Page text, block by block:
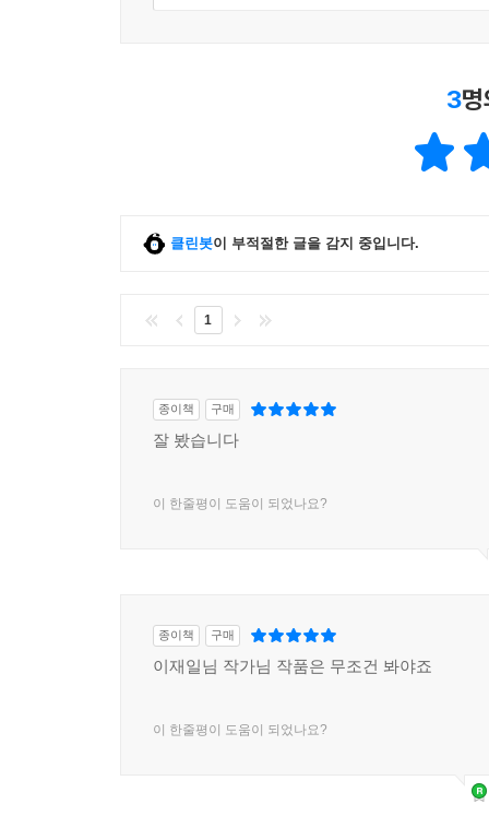
3
클린봇이 부적절한 글을 감지 중입니다.
1
종이책 구매
잘 봤습니다
이 한줄평이 도움이 되었나요?
종이책 구매
이재일님 작가님 작품은 무조건 봐야죠
이 한줄평이 도움이 되었나요?